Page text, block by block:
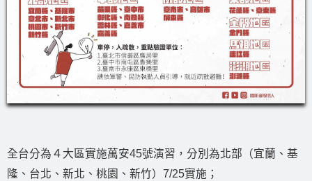
全台分為４大區實施萬安45號演習，分別為北部（宜蘭、基
隆、台北、新北、桃園、新竹）7/25實施；